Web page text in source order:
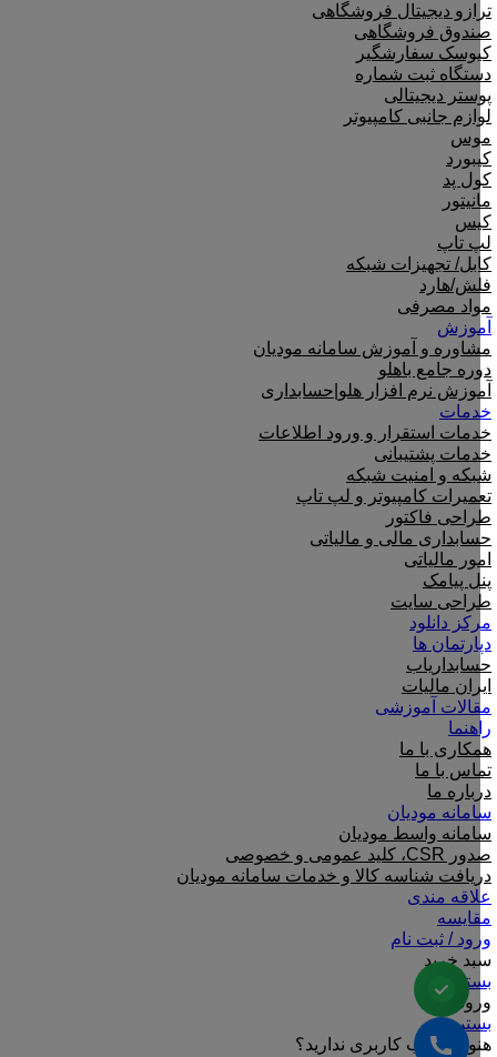
ترازو دیجیتال فروشگاهی
صندوق فروشگاهی
کیوسک سفارشگیر
دستگاه ثبت شماره
پوستر دیجیتالی
لوازم جانبی کامپیوتر
موس
کیبورد
کول پد
مانیتور
کیس
لپ تاپ
کابل/ تجهیزات شبکه
فلش/هارد
مواد مصرفی
آموزش
مشاوره و آموزش سامانه مودیان
دوره جامع باهلو
آموزش نرم افزار هلو|حسابداری
خدمات
خدمات استقرار و ورود اطلاعات
خدمات پشتیبانی
شبکه و امنیت شبکه
تعمیرات کامپیوتر و لپ تاپ
طراحی فاکتور
حسابداری مالی و مالیاتی
امور مالیاتی
پنل پیامک
طراحی سایت
مرکز دانلود
دپارتمان ها
حسابداریاب
ایران مالیات
مقالات آموزشی
راهنما
همکاری با ما
تماس با ما
درباره ما
سامانه مودیان
سامانه واسط مودیان
صدور CSR، کلید عمومی و خصوصی
دریافت شناسه کالا و خدمات سامانه مودیان
علاقه مندی
مقایسه
ورود / ثبت نام
سبد خرید
بستن
ورود
بستن
هنوز حساب کاربری ندارید؟